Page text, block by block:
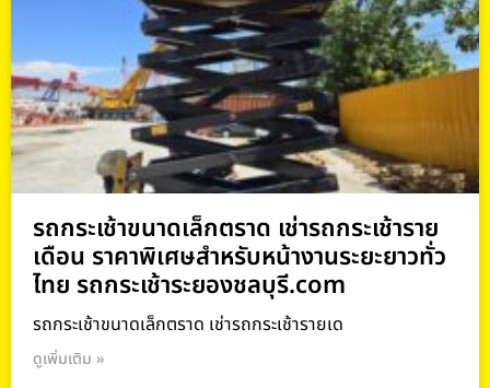
รถกระเช้าขนาดเล็กตราด เช่ารถกระเช้าราย
เดือน ราคาพิเศษสำหรับหน้างานระยะยาวทั่ว
ไทย รถกระเช้าระยองชลบุรี.com
รถกระเช้าขนาดเล็กตราด เช่ารถกระเช้ารายเด
ดูเพิ่มเติม »